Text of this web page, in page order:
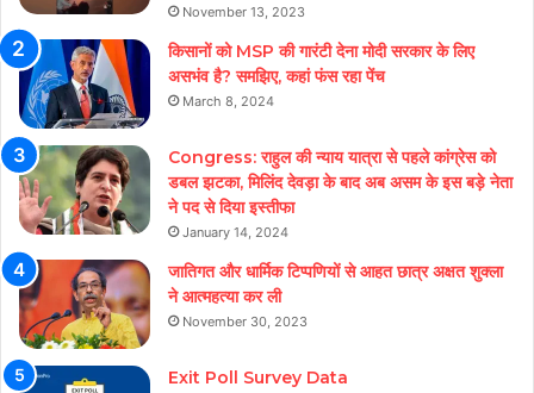
November 13, 2023
किसानों को MSP की गारंटी देना मोदी सरकार के लिए
असभंव है? समझिए, कहां फंस रहा पेंच
March 8, 2024
Congress: राहुल की न्याय यात्रा से पहले कांग्रेस को
डबल झटका, मिलिंद देवड़ा के बाद अब असम के इस बड़े नेता
ने पद से दिया इस्तीफा
January 14, 2024
जातिगत और धार्मिक टिप्पणियों से आहत छात्र अक्षत शुक्ला
ने आत्महत्या कर ली
November 30, 2023
Exit Poll Survey Data